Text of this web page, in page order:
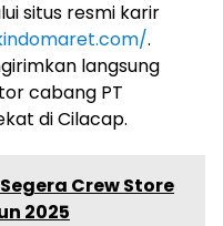
situs resmi karir
.
langsung
cabang PT
di Cilacap.
Crew Store
2025